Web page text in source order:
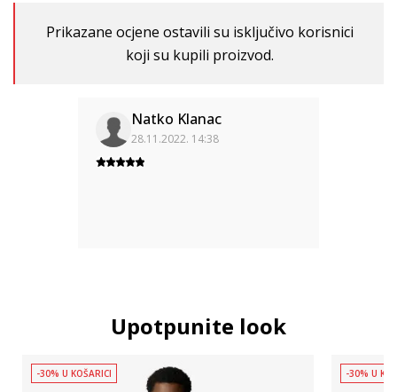
Prikazane ocjene ostavili su isključivo korisnici
koji su kupili proizvod.
Natko Klanac
28.11.2022. 14:38
Upotpunite look
-30% U KOŠARICI -30% U